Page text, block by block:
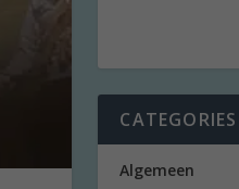
CATEGORIES
Algemeen